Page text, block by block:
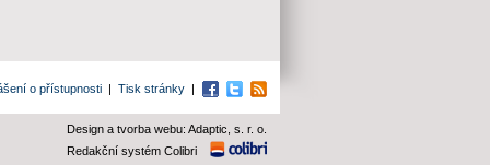
o přístupnosti | Tisk stránky | Facebook
TwitterRSS
Design a tvorba webu: Adaptic, s. r. o.
Redakční systém Colibri